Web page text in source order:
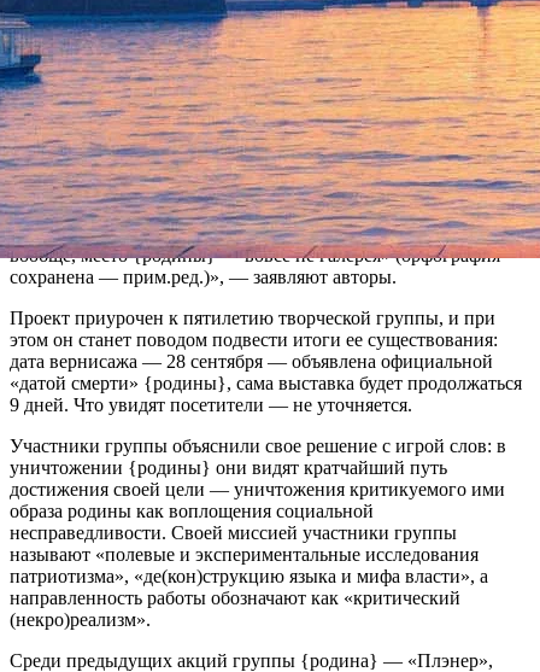
Петербургские арт-активисты из группы {родина} проведут
первую выставку своего творчества в ДК Розы. Экспозиция
одновременно может стать последней. Об этом сами
участники объединения объявили в анонсе проекта в
социальной сети.
«Это будет первая выставка {родины}: несмотря на то, что
она выступала инициаторкой нескольких коллективных
выставочных проектов («педартудар», «как бы чего не
вышло» и т.д.), собственных выставок у неё ещё не было. да и
вообще, место {родины} — вовсе не галерея» (орфография
сохранена — прим.ред.)», — заявляют авторы.
Проект приурочен к пятилетию творческой группы, и при
этом он станет поводом подвести итоги ее существования:
дата вернисажа — 28 сентября — объявлена официальной
«датой смерти» {родины}, сама выставка будет продолжаться
9 дней. Что увидят посетители — не уточняется.
Участники группы объяснили свое решение с игрой слов: в
уничтожении {родины} они видят кратчайший путь
достижения своей цели — уничтожения критикуемого ими
образа родины как воплощения социальной
несправедливости. Своей миссией участники группы
называют «полевые и экспериментальные исследования
патриотизма», «де(кон)струкцию языка и мифа власти», а
направленность работы обозначают как «критический
(некро)реализм».
Среди предыдущих акций группы {родина} — «Плэнер»,